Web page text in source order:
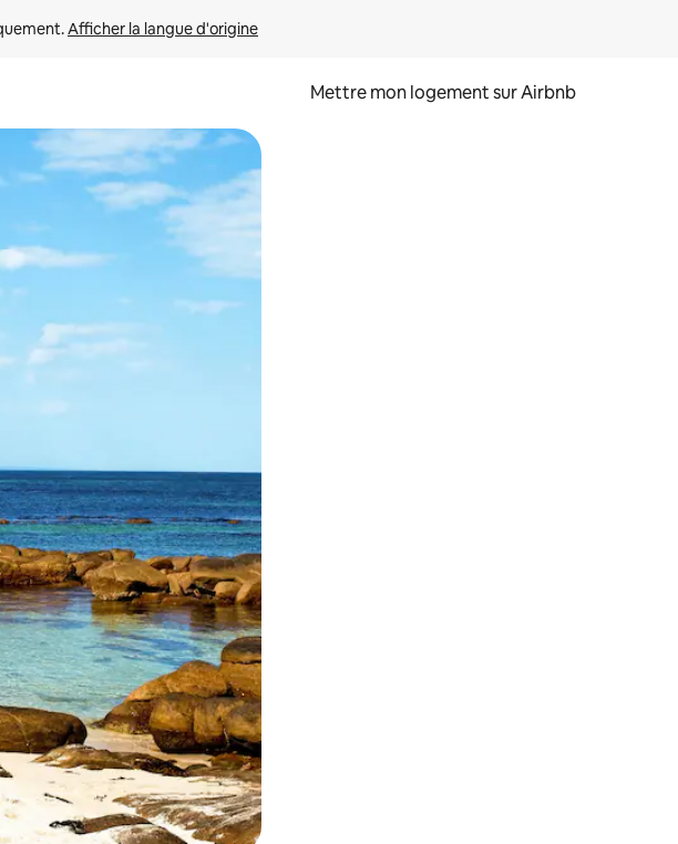
Afficher la langue d'origine
Mettre mon logement sur Airbnb
en appuyant et en faisant glisser.